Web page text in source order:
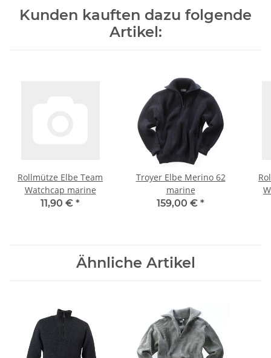
Kunden kauften dazu folgende
Artikel:
Rollmütze Elbe Team
Watchcap marine
11,90 € *
Troyer Elbe Merino 62
marine
159,00 € *
Ähnliche Artikel